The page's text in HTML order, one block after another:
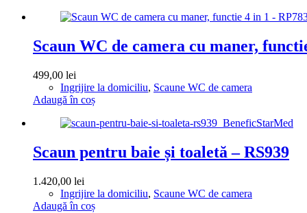
Scaun WC de camera cu maner,
499,00 lei
Ingrijire la domiciliu, Scaune WC de camera
Adaugă în coș
Scaun pentru baie și toaletă – RS939
1.420,00 lei
Ingrijire la domiciliu, Scaune WC de camera
Adaugă în coș